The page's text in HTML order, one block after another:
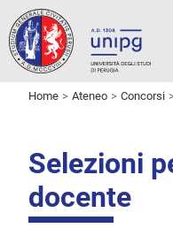
Home Ateneo Concorsi
Selezioni
docente